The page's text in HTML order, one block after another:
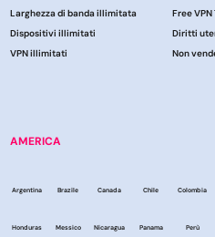
Larghezza di banda illimitata
Dispositivi illimitati
VPN illimitati
Free
Diritti
Non
AMERICA
Argentina Brazile Canada Chile Colombia
Honduras Messico Nicaragua Panama Perù